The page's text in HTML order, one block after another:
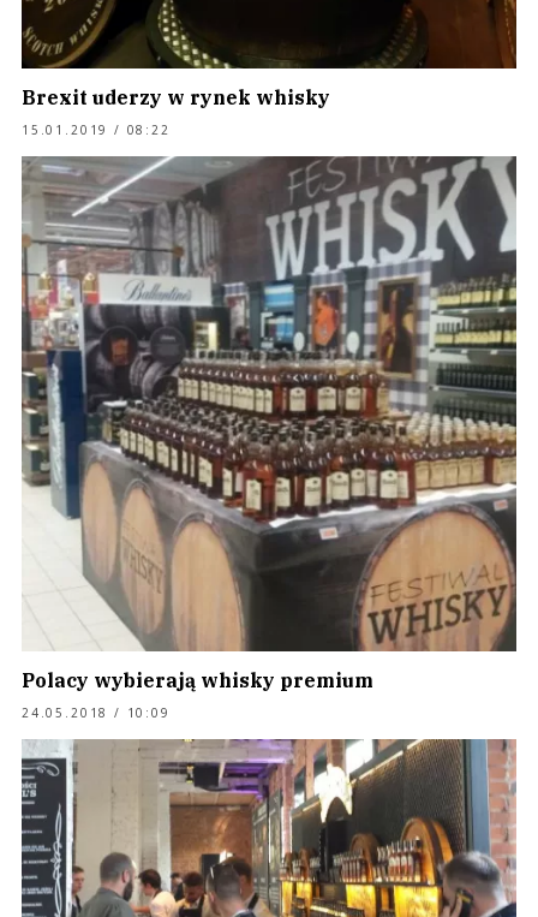
Brexit uderzy w rynek whisky
15.01.2019 / 08:22
Polacy wybierają whisky premium
24.05.2018 / 10:09